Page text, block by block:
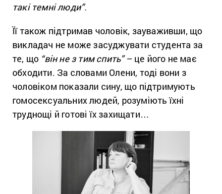
такі темні люди”.
Її також підтримав чоловік, зауваживши, що
викладач не може засуджувати студента за
те, що “він не з тим спить”– це його не має
обходити. За словами Олени, тоді вони з
чоловіком показали сину, що підтримують
гомосексуальних людей, розуміють їхні
труднощі й готові їх захищати…